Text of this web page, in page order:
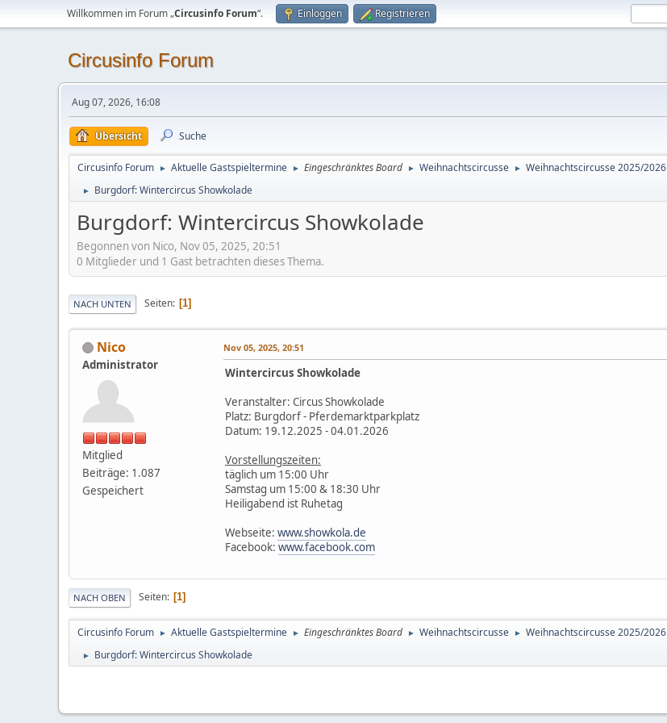
Willkommen im Forum „Circusinfo Forum“. Einloggen Registrieren
Circusinfo Forum
Aug 07, 2026, 16:08
Übersicht Suche
Circusinfo Forum ► Aktuelle Gastspieltermine ► Eingeschränktes Board ► Weihnachtscircusse ► Weihnachtscircusse 2025/2026
► Burgdorf: Wintercircus Showkolade
Burgdorf: Wintercircus Showkolade
Begonnen von Nico, Nov 05, 2025, 20:51
0 Mitglieder und 1 Gast betrachten dieses Thema.
NACH UNTEN Seiten 1
Nico
Administrator
Mitglied
Beiträge: 1.087
Gespeichert
Nov 05, 2025, 20:51
Wintercircus Showkolade
Veranstalter: Circus Showkolade
Platz: Burgdorf - Pferdemarktparkplatz
Datum: 19.12.2025 - 04.01.2026
Vorstellungszeiten:
täglich um 15:00 Uhr
Samstag um 15:00 & 18:30 Uhr
Heiligabend ist Ruhetag
Webseite: www.showkola.de
Facebook: www.facebook.com
NACH OBEN Seiten 1
Circusinfo Forum ► Aktuelle Gastspieltermine ► Eingeschränktes Board ► Weihnachtscircusse ► Weihnachtscircusse 2025/2026
► Burgdorf: Wintercircus Showkolade